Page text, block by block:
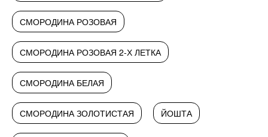
СМОРОДИНА РОЗОВАЯ
СМОРОДИНА РОЗОВАЯ 2-Х ЛЕТКА
СМОРОДИНА БЕЛАЯ
СМОРОДИНА ЗОЛОТИСТАЯ ЙОШТА